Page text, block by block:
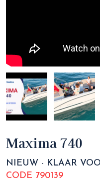
Maxima 740
NIEUW - KLAAR
CODE 790139